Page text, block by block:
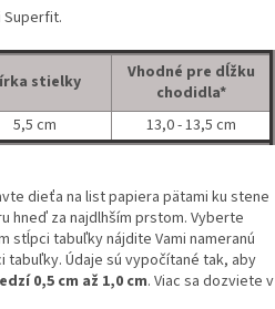
Superfit.
stielky
Vhodné pre dĺžku
chodidla*
5,5 cm
13,0 - 13,5 cm
dieťa na list papiera pätami ku stene
hneď za najdlhším prstom. Vyberte
tabuľky nájdite Vami nameranú
Údaje sú vypočítané tak, aby
0,5 cm až 1,0 cm. Viac sa dozviete v